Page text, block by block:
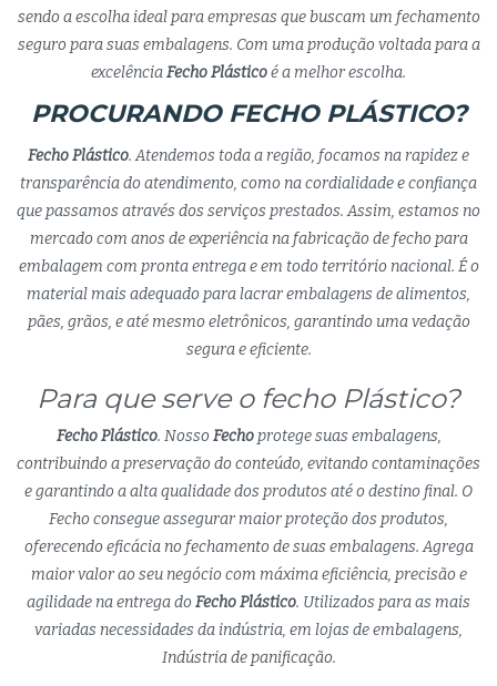
sendo a escolha ideal para empresas que buscam um fechamento
seguro para suas embalagens. Com uma produção voltada para a
excelênciaFecho Plásticoé a melhor escolha.
PROCURANDO FECHO PLÁSTICO?
Fecho Plástico. Atendemos toda a região, focamos na rapidez e
transparência do atendimento, como na cordialidade e confiança
que passamos através dos serviços prestados. Assim, estamos no
mercado com anos de experiência na fabricação de fecho para
embalagem com pronta entrega e em todo território nacional. É o
material mais adequado para lacrar embalagens de alimentos,
pães, grãos, e até mesmo eletrônicos, garantindo uma vedação
segura e eficiente.
Para que serve o fecho Plástico?
Fecho Plástico. Nosso Fechoprotege suas embalagens,
contribuindo a preservação do conteúdo, evitando contaminações
e garantindo a alta qualidade dos produtos até o destino final. O
Fecho consegue assegurar maior proteção dos produtos,
oferecendo eficácia no fechamento de suas embalagens. Agrega
maior valor ao seu negócio com máxima eficiência, precisão e
agilidade na entrega do Fecho Plástico. Utilizados para as mais
variadas necessidades da indústria, em lojas de embalagens,
Indústria de panificação.